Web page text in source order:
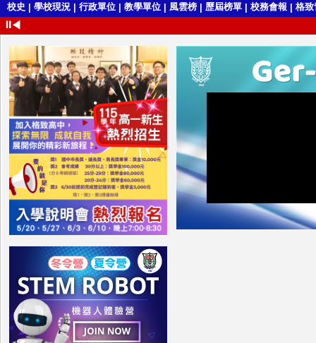
校史 | 學校現況 | 行政單位 | 教學單位 | 風雲榜 | 歷屆榜單 | 校務會報 | 格致
⏸◀